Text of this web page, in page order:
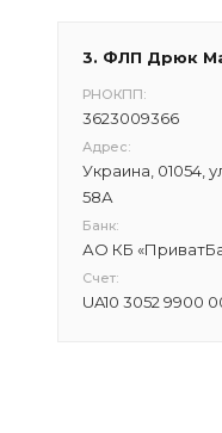
3. ФЛП Дрюк
РНОКПП:
3623009366
Адрес:
Украина, 01054,
58А
Банк:
АО КБ
Счет:
UA10 3052 9900